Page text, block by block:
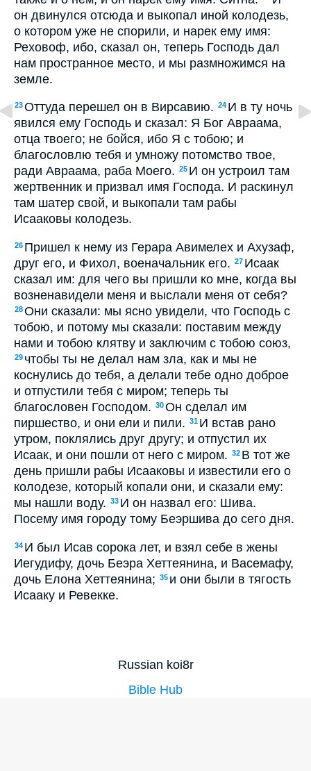
он двинулся отсюда и выкопал иной колодезь,
о котором уже не спорили, и нарек ему имя:
Реховоф, ибо, сказал он, теперь Господь дал
нам пространное место, и мы размножимся на
земле.
23Оттуда перешел он в Вирсавию. 24 И в ту ночь
явился ему Господь и сказал: Я Бог Авраама,
отца твоего; не бойся, ибо Я с тобою; и
благословлю тебя и умножу потомство твое,
ради Авраама, раба Моего. 25 И он устроил там
жертвенник и призвал имя Господа. И раскинул
там шатер свой, и выкопали там рабы
Исааковы колодезь.
26 Пришел к нему из Герара Авимелех и Ахузаф,
друг его, и Фихол, военачальник его. 27 Исаак
сказал им: для чего вы пришли ко мне, когда вы
возненавидели меня и выслали меня от себя?
28Они сказали: мы ясно увидели, что Господь с
тобою, и потому мы сказали: поставим между
нами и тобою клятву и заключим с тобою союз,
29 чтобы ты не делал нам зла, как и мы не
коснулись до тебя, а делали тебе одно доброе
и отпустили тебя с миром; теперь ты
благословен Господом. 30Он сделал им
пиршество, и они ели и пили. 31 И встав рано
утром, поклялись друг другу; и отпустил их
Исаак, и они пошли от него с миром. 32 В тот же
день пришли рабы Исааковы и известили его о
колодезе, который копали они, и сказали ему:
мы нашли воду. 33 И он назвал его: Шива.
Посему имя городу тому Беэршива до сего дня.
34 И был Исав сорока лет, и взял себе в жены
Иегудифу, дочь Беэра Хеттеянина, и Васемафу,
дочь Елона Хеттеянина; 35 и они были в тягость
Исааку и Ревекке.
Russian koi8r
Bible Hub